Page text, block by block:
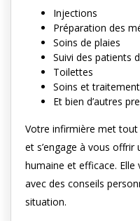
Injections
Préparation des
Soins de plaies
Suivi des patients
Toilettes
Soins et
Et bien d’autres
Votre infirmière met
et s’engage à vous
humaine et efficace.
avec des conseils
situation.